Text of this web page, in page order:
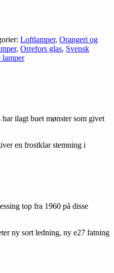
Loftlamper, Orangeri og
, Orrefors glas, Svensk
lamper
ilagt buet mønster som givet
en frostklar stemning i
top fra 1960 på disse
ny sort ledning, ny e27 fatning